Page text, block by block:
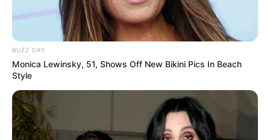
Źródło: Rotten Tomatoes / zdj. Max
OBSERWUJ NAS W GOOGLE NEWS, BY BYĆ NA
BIEŻĄCO!
BUZZ DAY
Monica Lewinsky, 51, Shows Off New Bikini Pics In Beach
Style